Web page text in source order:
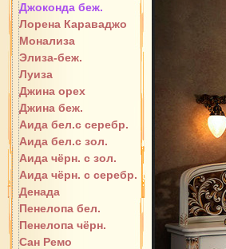
Джоконда беж.
Лорена Караваджо
Монализа
Элиза-беж.
Луиза
Джина орех
Джина беж.
Аида бел.с серебр.
Аида бел.с зол.
Аида чёрн. с зол.
Аида чёрн. с серебр.
Денада
Пенелопа бел.
Пенелопа чёрн.
Сан Ремо